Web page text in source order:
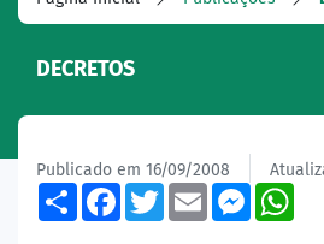
DECRETOS
Publicado em 16/09/2008
ShareFacebook
TwitterEmail